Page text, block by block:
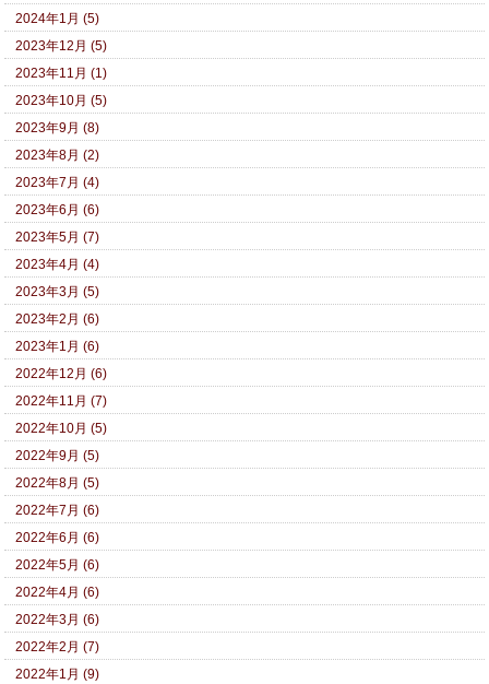
2024年1月 (5)
2023年12月 (5)
2023年11月 (1)
2023年10月 (5)
2023年9月 (8)
2023年8月 (2)
2023年7月 (4)
2023年6月 (6)
2023年5月 (7)
2023年4月 (4)
2023年3月 (5)
2023年2月 (6)
2023年1月 (6)
2022年12月 (6)
2022年11月 (7)
2022年10月 (5)
2022年9月 (5)
2022年8月 (5)
2022年7月 (6)
2022年6月 (6)
2022年5月 (6)
2022年4月 (6)
2022年3月 (6)
2022年2月 (7)
2022年1月 (9)